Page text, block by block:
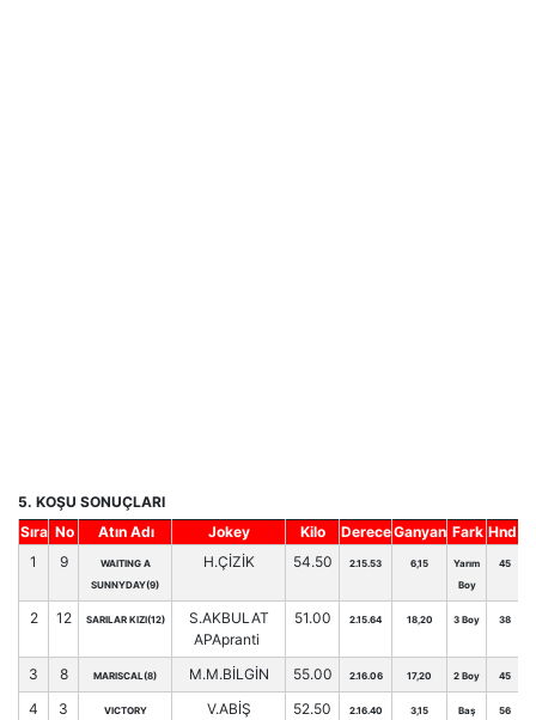
5. KOŞU SONUÇLARI
Sıra No Atın Adı Jokey Kilo DereceGanyan Fark Hnd.
1
9
WAITING A
SUNNYDAY(9)
H.ÇİZİK 54.50 2.15.53 6,15
Yarım
Boy
45
2 12 SARILAR KIZI(12)
S.AKBULAT
APApranti
51.00 2.15.64 18,20 3 Boy 38
3 8 MARISCAL(8) M.M.BİLGİN 55.00 2.16.06 17,20 2 Boy 45
4 3 VICTORY V.ABİŞ 52.50 2.16.40 3,15 Baş 56